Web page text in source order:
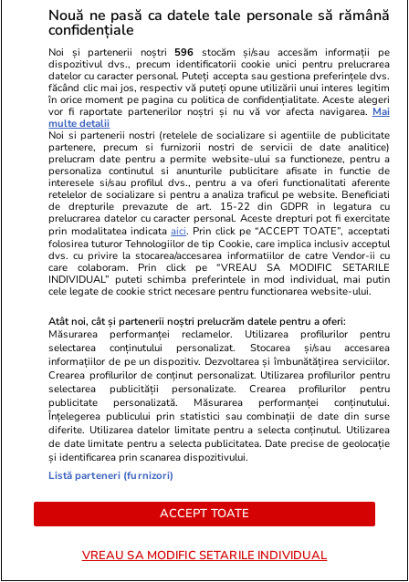
De ce nu mai răcește aerul
condiționat – greșeli frecvente
15 iul.
Ce trebuie să conţină în 2026
kitul de siguranţă auto
Tehnologie
Ce gadgeturi merită să iei cu
tine în concediu
stele din Constanța, prinși cu
Nouă ne pasă ca datele tale personale să rămână
confidențiale
Noi și partenerii noștri 596 stocăm și/sau accesăm informații pe
dispozitivul dvs., precum identificatorii cookie unici pentru prelucrarea
datelor cu caracter personal. Puteți accepta sau gestiona preferințele dvs.
făcând clic mai jos, respectiv vă puteți opune utilizării unui interes legitim
în orice moment pe pagina cu politica de confidențialitate. Aceste alegeri
vor fi raportate partenerilor noștri și nu vă vor afecta navigarea. Mai
multe detalii
Noi si partenerii nostri (retelele de socializare si agentiile de publicitate
partenere, precum si furnizorii nostri de servicii de date analitice)
prelucram date pentru a permite website-ului sa functioneze, pentru a
personaliza continutul si anunturile publicitare afisate in functie de
interesele si/sau profilul dvs., pentru a va oferi functionalitati aferente
retelelor de socializare si pentru a analiza traficul pe website. Beneficiati
de drepturile prevazute de art. 15-22 din GDPR in legatura cu
prelucrarea datelor cu caracter personal. Aceste drepturi pot fi exercitate
prin modalitatea indicataaici. Prin click pe “ACCEPT TOATE”, acceptati
folosirea tuturor Tehnologiilor de tip Cookie, care implica inclusiv acceptul
dvs. cu privire la stocarea/accesarea informatiilor de catre Vendor-ii cu
care colaboram. Prin click pe “VREAU SA MODIFIC SETARILE
INDIVIDUAL” puteti schimba preferintele in mod individual, mai putin
cele legate de cookie strict necesare pentru functionarea website-ului.
Atât noi, cât și partenerii noștri prelucrăm datele pentru a oferi:
Măsurarea performanței reclamelor. Utilizarea profilurilor pentru
selectarea conținutului personalizat. Stocarea și/sau accesarea
informațiilor de pe un dispozitiv. Dezvoltarea și îmbunătățirea serviciilor.
Crearea profilurilor de conținut personalizat. Utilizarea profilurilor pentru
selectarea publicității personalizate. Crearea profilurilor pentru
publicitate personalizată. Măsurarea performanței conținutului.
Înțelegerea publicului prin statistici sau combinații de date din surse
diferite. Utilizarea datelor limitate pentru a selecta conținutul. Utilizarea
de date limitate pentru a selecta publicitatea. Date precise de geolocație
și identificarea prin scanarea dispozitivului.
Listă parteneri (furnizori)
ACCEPT TOATE
VREAU SA MODIFIC SETARILE INDIVIDUAL